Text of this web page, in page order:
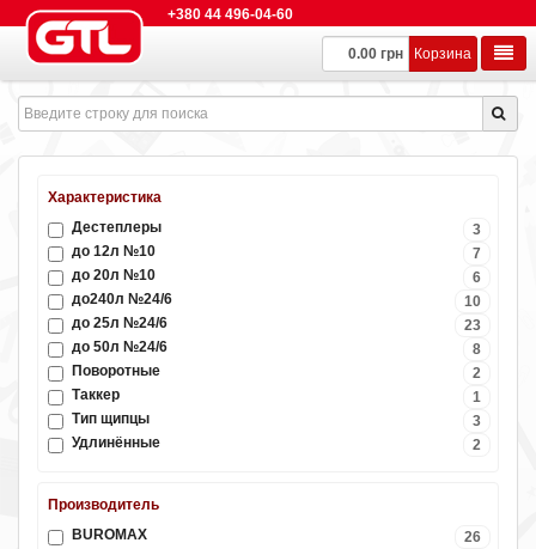
+380 44 496-04-60
0.00 грн Корзина
Характеристика
3
Дестеплеры
7
до 12л №10
6
до 20л №10
10
до240л №24/6
23
до 25л №24/6
8
до 50л №24/6
2
Поворотные
1
Таккер
3
Тип щипцы
2
Удлинённые
Производитель
26
BUROMAX